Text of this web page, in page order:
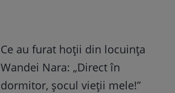
Ce au furat hoții din locuința
Wandei Nara: „Direct în
dormitor, șocul vieții mele!”